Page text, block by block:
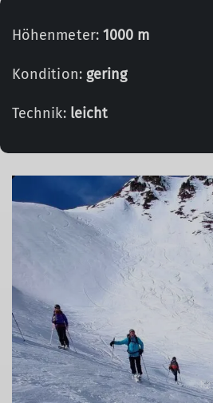
Höhenmeter: 1000 m
Kondition: gering
Technik: leicht